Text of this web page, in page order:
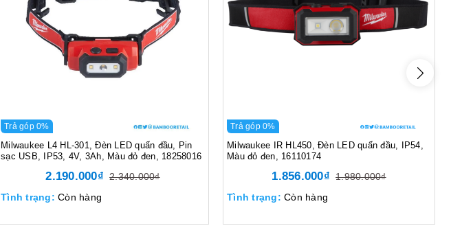
Trả góp 0%
Milwaukee L4 HL-301, Đèn LED quấn đầu, Pin
sạc USB, IP53, 4V, 3Ah, Màu đỏ đen, 18258016
2.190.000₫ 2.340.000₫
Tình trạng: Còn hàng
Trả góp 0%
Milwaukee IR HL450, Đèn LED quấn đầu, IP54,
Màu đỏ đen, 16110174
1.856.000₫ 1.980.000₫
Tình trạng: Còn hàng